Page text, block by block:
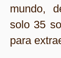
mundo,
solo 35
para